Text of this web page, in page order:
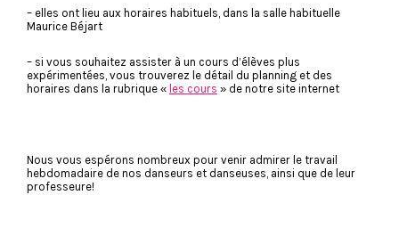
– elles ont lieu aux horaires habituels, dans la salle habituelle
Maurice Béjart
– si vous souhaitez assister à un cours d’élèves plus
expérimentées, vous trouverez le détail du planning et des
horaires dans la rubrique « les cours » de notre site internet
Nous vous espérons nombreux pour venir admirer le travail
hebdomadaire de nos danseurs et danseuses, ainsi que de leur
professeure!